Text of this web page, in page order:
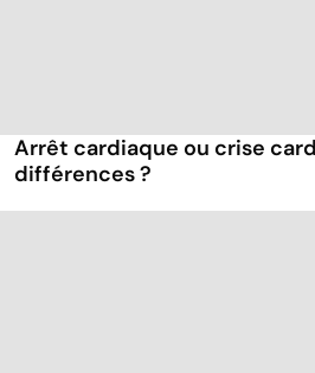
Arrêt cardiaque ou crise
différences ?